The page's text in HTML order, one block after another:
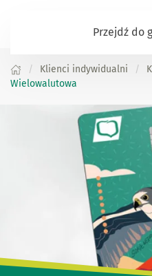
Przejdź do
Klienci indywidualni
Wielowalutowa